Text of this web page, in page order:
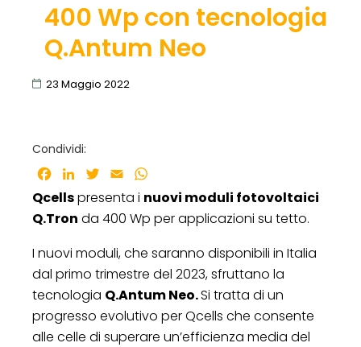
400 Wp con tecnologia
Q.Antum Neo
23 Maggio 2022
Condividi:
Facebook
LinkedInTwitter
Email
Qcellspresenta i nuovi moduli fotovoltaici
Q.Tron da 400 Wp per applicazioni su tetto.
I nuovi moduli, che saranno disponibili in Italia
dal primo trimestre del 2023, sfruttano la
tecnologia Q.Antum Neo.Si tratta di un
progresso evolutivo per Qcells che consente
alle celle di superare un’efficienza media del